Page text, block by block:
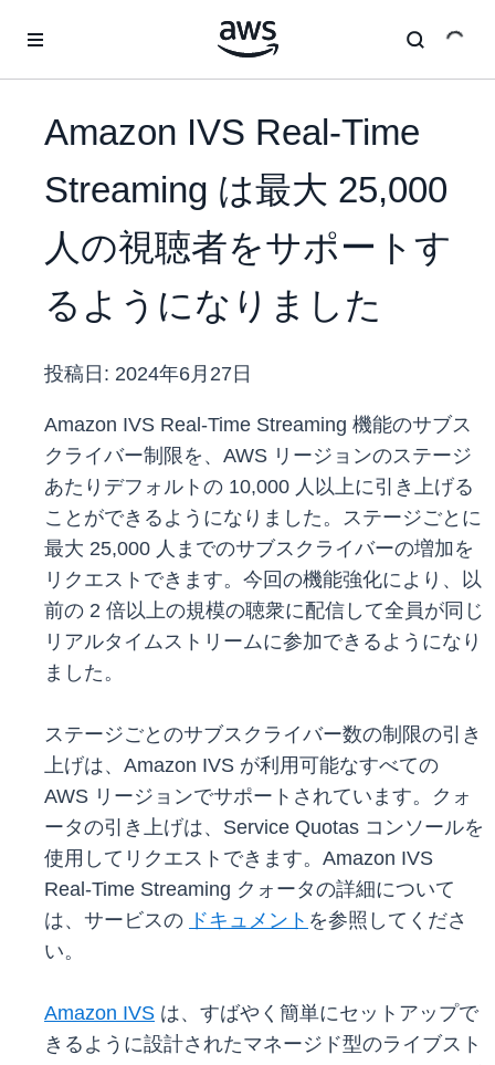
Amazon IVS Real-Time
Streaming は最大 25,000
人の視聴者をサポートす
るようになりました
投稿日: 2024年6月27日
Amazon IVS Real-Time Streaming 機能のサブス
クライバー制限を、AWS リージョンのステージ
あたりデフォルトの 10,000 人以上に引き上げる
ことができるようになりました。ステージごとに
最大 25,000 人までのサブスクライバーの増加を
リクエストできます。今回の機能強化により、以
前の 2 倍以上の規模の聴衆に配信して全員が同じ
リアルタイムストリームに参加できるようになり
ました。
ステージごとのサブスクライバー数の制限の引き
上げは、Amazon IVS が利用可能なすべての
AWS リージョンでサポートされています。クォ
ータの引き上げは、Service Quotas コンソールを
使用してリクエストできます。Amazon IVS
Real-Time Streaming クォータの詳細について
は、サービスの ドキュメント を参照してくださ
い。
Amazon IVS は、すばやく簡単にセットアップで
きるように設計されたマネージド型のライブスト